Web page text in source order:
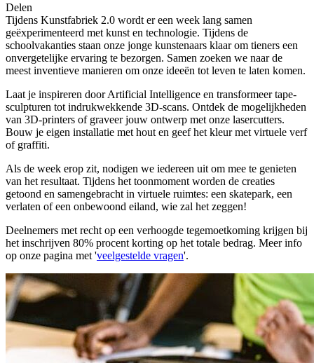
Delen
Tijdens Kunstfabriek 2.0 wordt er een week lang samen
geëxperimenteerd met kunst en technologie. Tijdens de
schoolvakanties staan onze jonge kunstenaars klaar om tieners een
onvergetelijke ervaring te bezorgen. Samen zoeken we naar de
meest inventieve manieren om onze ideeën tot leven te laten komen.
Laat je inspireren door Artificial Intelligence en transformeer tape-
sculpturen tot indrukwekkende 3D-scans. Ontdek de mogelijkheden
van 3D-printers of graveer jouw ontwerp met onze lasercutters.
Bouw je eigen installatie met hout en geef het kleur met virtuele verf
of graffiti.
Als de week erop zit, nodigen we iedereen uit om mee te genieten
van het resultaat. Tijdens het toonmoment worden de creaties
getoond en samengebracht in virtuele ruimtes: een skatepark, een
verlaten of een onbewoond eiland, wie zal het zeggen!
Deelnemers met recht op een verhoogde tegemoetkoming krijgen bij
het inschrijven 80% procent korting op het totale bedrag. Meer info
op onze pagina met 'veelgestelde vragen'.